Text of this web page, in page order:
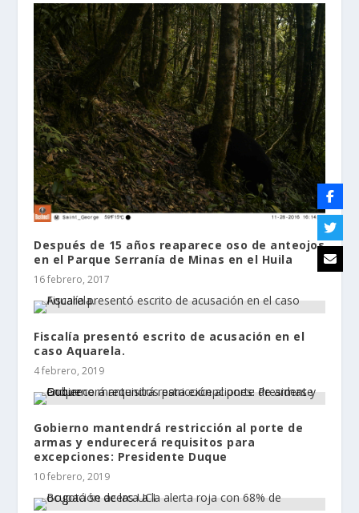
Después de 15 años reaparece oso de anteojos
en el Parque Serranía de Minas en el Huila
16 febrero, 2017
Fiscalía presentó escrito de acusación en el
caso Aquarela.
4 febrero, 2019
Gobierno mantendrá restricción al porte de
armas y endurecerá requisitos para
excepciones: Presidente Duque
10 febrero, 2019